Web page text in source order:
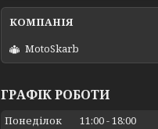
MotoSkarb
ГРАФІК РОБОТИ
Понеділок 11:00 18:00